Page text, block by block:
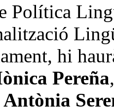
Política
hi
Pereña
Antònia